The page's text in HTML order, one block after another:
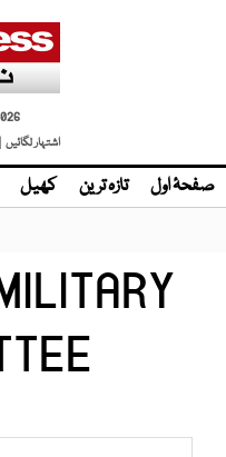
اشتہار لگائیں |
صفحۂ اول تازہ ترین کھیل